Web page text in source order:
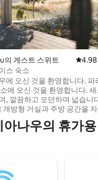
후기 335개
의 게스트 스위트 평점
스 숙소
에 오신 것을 환영합니다. 파
에 오신 것을 환영합니다. 새
, 깔끔하고 모던하며 넓습니
개방형 거실과 주방 공간을 자
실 1개의 독립형 숙소는 산 너
자랑합니다. 현대적인 편의시
작은 집에서 즐기는 생
아나우의 휴가